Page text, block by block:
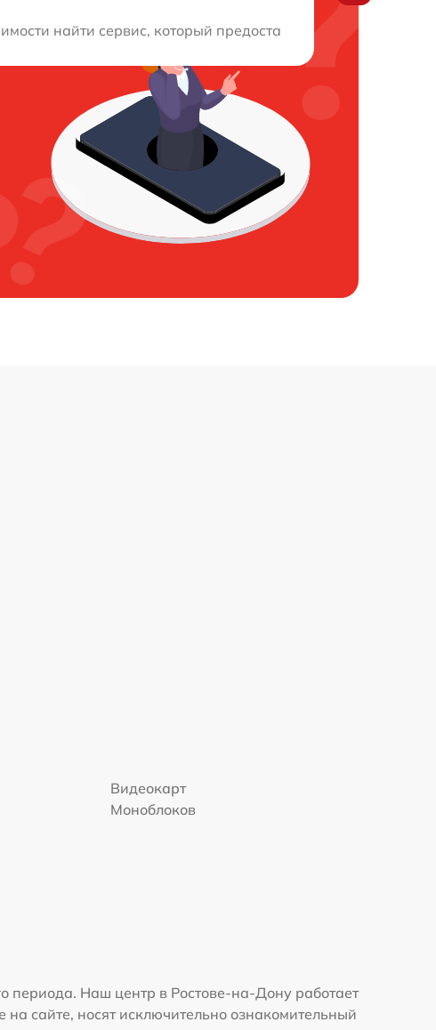
настоящие профессионалы, подход к делу
найти сервис, который предоставлял бы быстрый и
Видеокарт
Моноблоков
периода. Наш центр в Ростове-на-Дону работает
сайте, носят исключительно ознакомительный